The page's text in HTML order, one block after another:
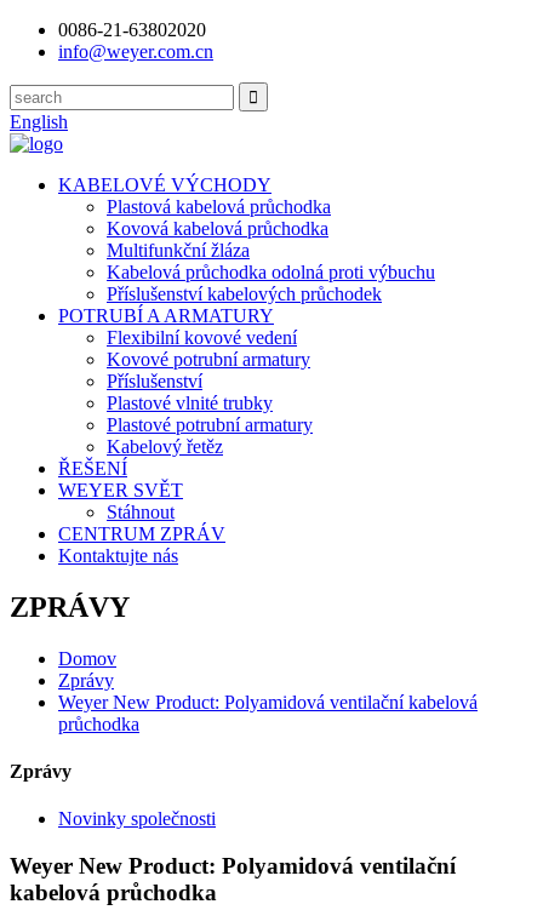
0086-21-63802020
info@weyer.com.cn
English
KABELOVÉ VÝCHODY
Plastová kabelová průchodka
Kovová kabelová průchodka
Multifunkční žláza
Kabelová průchodka odolná proti výbuchu
Příslušenství kabelových průchodek
POTRUBÍ A ARMATURY
Flexibilní kovové vedení
Kovové potrubní armatury
Příslušenství
Plastové vlnité trubky
Plastové potrubní armatury
Kabelový řetěz
ŘEŠENÍ
WEYER SVĚT
Stáhnout
CENTRUM ZPRÁV
Kontaktujte nás
ZPRÁVY
Domov
Zprávy
Weyer New Product: Polyamidová ventilační kabelová
průchodka
Zprávy
Novinky společnosti
Weyer New Product: Polyamidová ventilační
kabelová průchodka